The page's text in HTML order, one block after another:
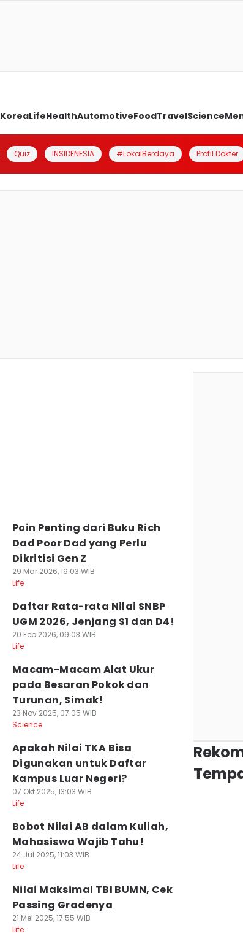
KoreaLifeHealthAutomotiveFoodTravelScience
Quiz INSIDENESIA #LokalBerdaya Profil Dokter
Poin Penting dari Buku Rich
Dad Poor Dad yang Perlu
Dikritisi Gen Z
29 Mar 2026, 19:03 WIB
Life
Daftar Rata-rata Nilai SNBP
UGM 2026, Jenjang S1 dan D4!
20 Feb 2026, 09:03 WIB
Life
Macam-Macam Alat Ukur
pada Besaran Pokok dan
Turunan, Simak!
23 Nov 2025, 07:05 WIB
Science
Apakah Nilai TKA Bisa
Digunakan untuk Daftar
Kampus Luar Negeri?
07 Okt 2025, 13:03 WIB
Life
Bobot Nilai AB dalam Kuliah,
Mahasiswa Wajib Tahu!
24 Jul 2025, 11:03 WIB
Life
Nilai Maksimal TBI BUMN, Cek
Passing Gradenya
21 Mei 2025, 17:55 WIB
Life